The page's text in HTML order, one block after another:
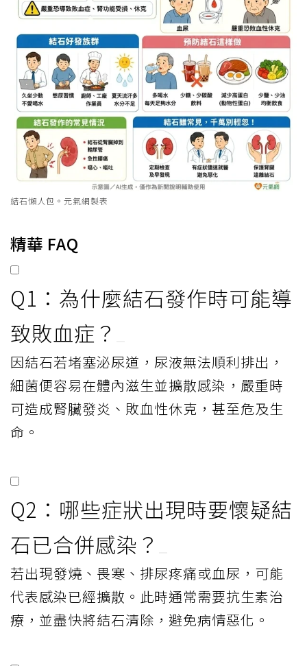
結石懶人包。元氣網製表
精華 FAQ
Q1：為什麼結石發作時可能導
致敗血症？
因結石若堵塞泌尿道，尿液無法順利排出，
細菌便容易在體內滋生並擴散感染，嚴重時
可造成腎臟發炎、敗血性休克，甚至危及生
命。
Q2：哪些症狀出現時要懷疑結
石已合併感染？
若出現發燒、畏寒、排尿疼痛或血尿，可能
代表感染已經擴散。此時通常需要抗生素治
療，並盡快將結石清除，避免病情惡化。